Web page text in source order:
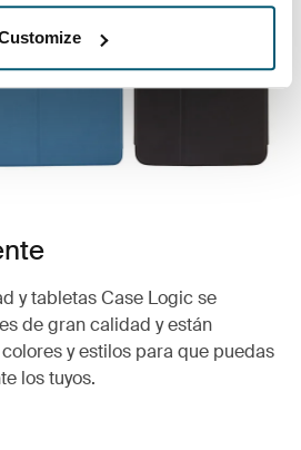
y tabletas Case Logic se
de gran calidad y están
y estilos para que puedas
los tuyos.